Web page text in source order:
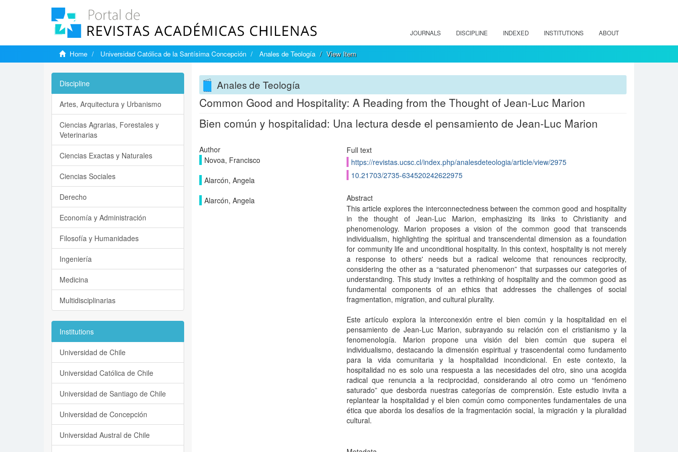
JOURNALS DISCIPLINE INDEXED INSTITUTIONS ABOUT
Home Universidad Católica de la Santísima Concepción Anales de Teología View Item
Anales de Teología
Common Good and Hospitality: A Reading from the Thought of Jean-Luc Marion
Bien común y hospitalidad: Una lectura desde el pensamiento de Jean-Luc Marion
Author
Novoa, Francisco
Alarcón, Angela
Alarcón, Angela
Full text
https://revistas.ucsc.cl/index.php/analesdeteologia/article/view/2975
10.21703/2735-634520242622975
Abstract
This article explores the interconnectedness between the common good and hospitality
in the thought of Jean-Luc Marion, emphasizing its links to Christianity and
phenomenology. Marion proposes a vision of the common good that transcends
individualism, highlighting the spiritual and transcendental dimension as a foundation
for community life and unconditional hospitality. In this context, hospitality is not merely
a response to others' needs but a radical welcome that renounces reciprocity,
considering the other as a “saturated phenomenon” that surpasses our categories of
understanding. This study invites a rethinking of hospitality and the common good as
fundamental components of an ethics that addresses the challenges of social
fragmentation, migration, and cultural plurality.
Este artículo explora la interconexión entre el bien común y la hospitalidad en el
pensamiento de Jean-Luc Marion, subrayando su relación con el cristianismo y la
fenomenología. Marion propone una visión del bien común que supera el
individualismo, destacando la dimensión espiritual y trascendental como fundamento
para la vida comunitaria y la hospitalidad incondicional. En este contexto, la
hospitalidad no es solo una respuesta a las necesidades del otro, sino una acogida
radical que renuncia a la reciprocidad, considerando al otro como un “fenómeno
saturado” que desborda nuestras categorías de comprensión. Este estudio invita a
replantear la hospitalidad y el bien común como componentes fundamentales de una
ética que aborda los desafíos de la fragmentación social, la migración y la pluralidad
cultural.
Discipline
Artes, Arquitectura y Urbanismo
Ciencias Agrarias, Forestales y
Veterinarias
Ciencias Exactas y Naturales
Ciencias Sociales
Derecho
Economía y Administración
Filosofía y Humanidades
Ingeniería
Medicina
Multidisciplinarias
Institutions
Universidad de Chile
Universidad Católica de Chile
Universidad de Santiago de Chile
Universidad de Concepción
Universidad Austral de Chile